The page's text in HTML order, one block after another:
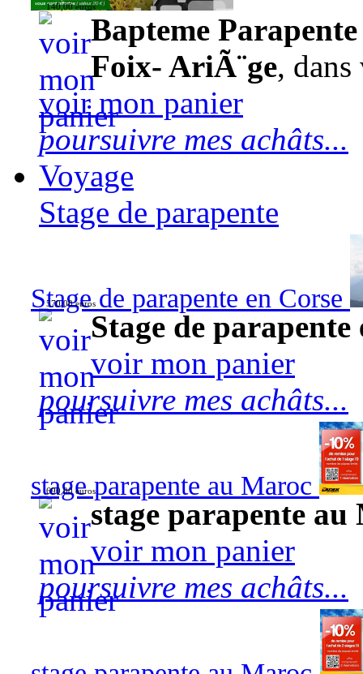
140,00 euros
Bapteme
Foix- AriÃ¨ge,
voir mon panier
poursuivre mes achâts...
Voyage
Stage de parapente
Stage de parapente en Corse
570,00 euros
Stage de
voir mon panier
poursuivre mes achâts...
stage parapente au Maroc
690,00 euros
stage parapente
voir mon panier
poursuivre mes achâts...